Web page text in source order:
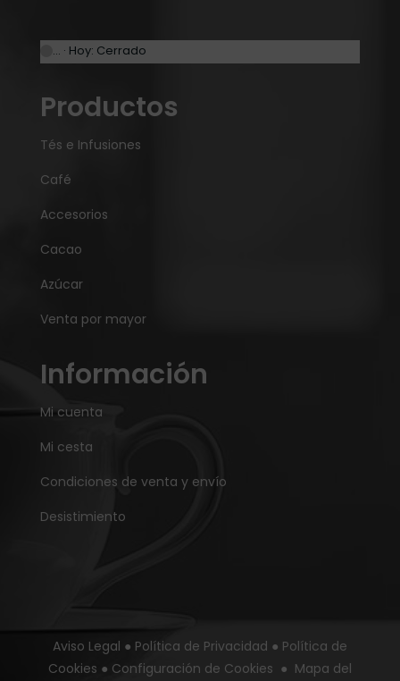
… · Hoy: Cerrado
Productos
Tés e Infusiones
Café
Accesorios
Cacao
Azúcar
Venta por mayor
Información
Mi cuenta
Mi cesta
Condiciones de venta y envío
Desistimiento
Aviso Legal ● Política de Privacidad ● Política de
Cookies ● Configuración de Cookies ● Mapa del